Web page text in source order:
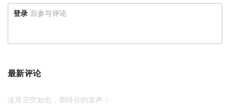
登录 后参与评论
最新评论
这里空空如也，期待你的发声！